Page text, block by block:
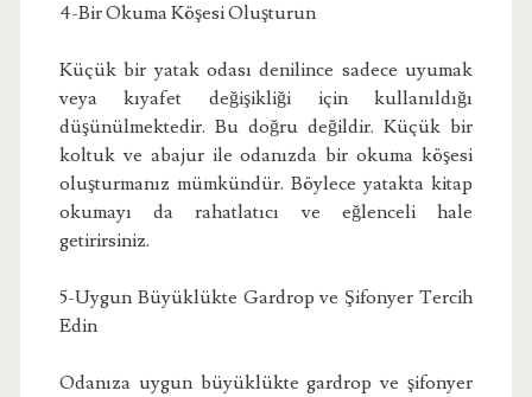
4-Bir Okuma Köşesi Oluşturun
Küçük bir yatak odası denilince sadece uyumak
veya kıyafet değişikliği için kullanıldığı
düşünülmektedir. Bu doğru değildir. Küçük bir
koltuk ve abajur ile odanızda bir okuma köşesi
oluşturmanız mümkündür. Böylece yatakta kitap
okumayı da rahatlatıcı ve eğlenceli hale
getirirsiniz.
5-Uygun Büyüklükte Gardrop ve Şifonyer Tercih
Edin
Odanıza uygun büyüklükte gardrop ve şifonyer